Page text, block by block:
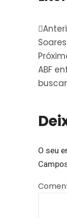
Soares
ABF
O seu